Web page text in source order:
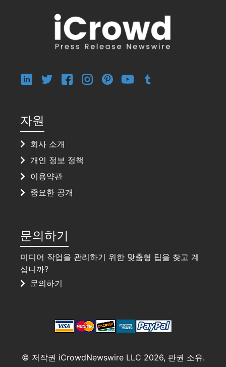
자원
회사 소개
개인 정보 정책
이용약관
중요한 공개
문의하기
미디어 작업을 관리하기 위한 맞춤형 팁을 찾고 계
십니까?
문의하기
© 저작권 iCrowdNewswire LLC 2026, 판권 소유.